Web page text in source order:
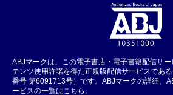
ABJマークは、この電子書店・電子書籍配信サ
テンツ使用許諾を得た正規版配信サービスであ
番号 第6091713号）です。ABJマークの詳細、
ービスの一覧はこちら。